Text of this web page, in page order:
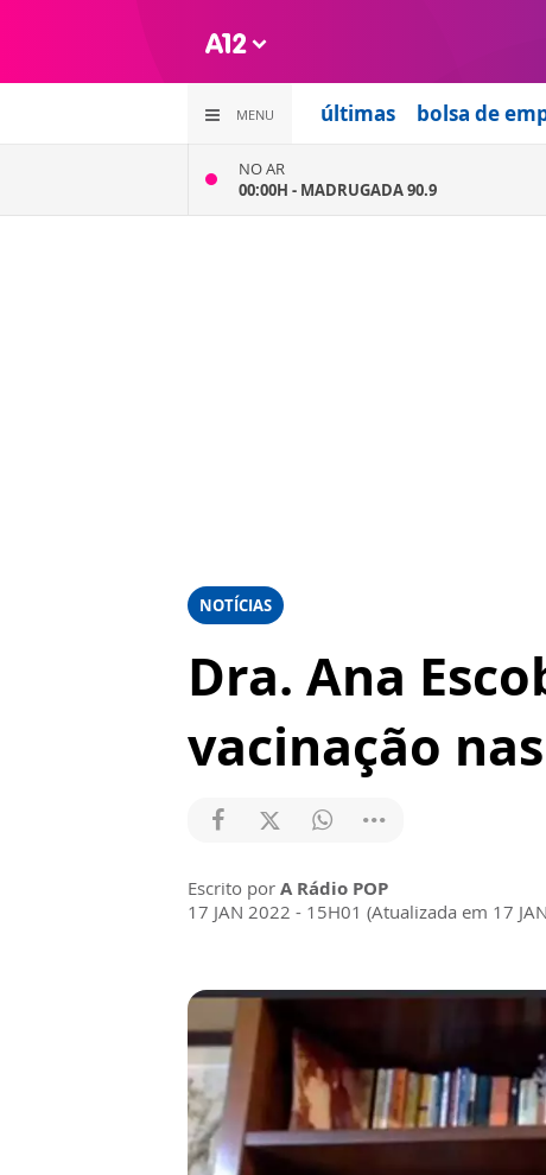
MENU últimas bolsa de
NO AR
00:00H - MADRUGADA 90.9
NOTÍCIAS
Dra. Ana
vacinação
Escrito por A Rádio POP
17 JAN 2022 - 15H01 (Atualizada em 17